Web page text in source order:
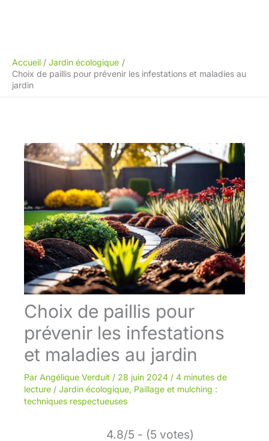
Accueil
Jardin écologique
Choix de paillis pour prévenir les infestations et maladies au
jardin
Choix de paillis pour
prévenir les infestations
et maladies au jardin
Par Angélique Verduit / 28 juin 2024 / 4 minutes de
lecture / Jardin écologique, Paillage et mulching :
techniques respectueuses
4.8/5 - (5 votes)